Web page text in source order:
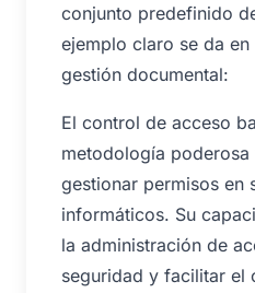
conjunto predefinido
ejemplo claro se da en
gestión documental:
El control de acceso
metodología
gestionar permisos en
informáticos. Su
la administración de
seguridad y facilitar el